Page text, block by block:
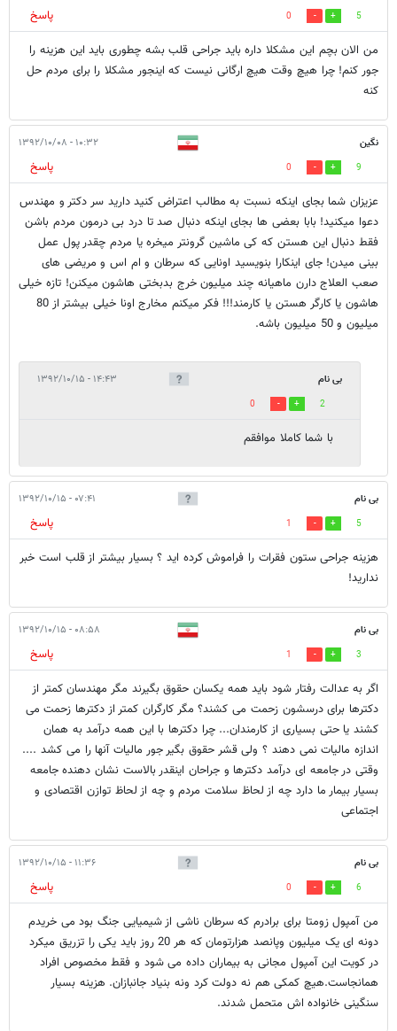
5
0
پاسخ
من الان بچم این مشکلا داره باید جراحی قلب بشه چطوری باید این هزینه را
جور کنم! چرا هیچ وقت هیچ ارگانی نیست که اینجور مشکلا را برای مردم حل
کنه
نگین ۱۰:۳۲ - ۱۳۹۲/۱۰/۰۸
9
0
پاسخ
عزیزان شما بجای اینکه نسبت به مطالب اعتراض کنید دارید سر دکتر و مهندس
دعوا میکنید! بابا بعضی ها بجای اینکه دنبال صد تا درد بی درمون مردم باشن
فقط دنبال این هستن که کی ماشین گرونتر میخره یا مردم چقدر پول عمل
بینی میدن! جای اینکارا بنویسید اونایی که سرطان و ام اس و مریضی های
صعب العلاج دارن ماهیانه چند میلیون خرج بدبختی هاشون میکنن! تازه خیلی
هاشون یا کارگر هستن یا کارمند!!! فکر میکنم مخارج اونا خیلی بیشتر از 80
میلیون و 50 میلیون باشه.
بی نام ۱۴:۴۳ - ۱۳۹۲/۱۰/۱۵
2
0
با شما کاملا موافقم
بی نام ۰۷:۴۱ - ۱۳۹۲/۱۰/۱۵
5
1
پاسخ
هزینه جراحی ستون فقرات را فراموش کرده اید ؟ بسیار بیشتر از قلب است خبر
ندارید!
بی نام ۰۸:۵۸ - ۱۳۹۲/۱۰/۱۵
3
1
پاسخ
اگر به عدالت رفتار شود باید همه یکسان حقوق بگیرند مگر مهندسان کمتر از
دکترها برای درسشون زحمت می کشند؟ مگر کارگران کمتر از دکترها زحمت می
کشند یا حتی بسیاری از کارمندان... چرا دکترها با این همه درآمد به همان
اندازه مالیات نمی دهند ؟ ولی قشر حقوق بگیر جور مالیات آنها را می کشد ....
وقتی در جامعه ای درآمد دکترها و جراحان اینقدر بالاست نشان دهنده جامعه
بسیار بیمار ما دارد چه از لحاظ سلامت مردم و چه از لحاظ توازن اقتصادی و
اجتماعی
بی نام ۱۱:۳۶ - ۱۳۹۲/۱۰/۱۵
6
0
پاسخ
من آمپول زومتا برای برادرم که سرطان ناشی از شیمیایی جنگ بود می خریدم
دونه ای یک میلیون وپانصد هزارتومان که هر 20 روز باید یکی را تزریق میکرد
در کویت این آمپول مجانی به بیماران داده می شود و فقط مخصوص افراد
همانجاست.هیچ کمکی هم نه دولت کرد ونه بنیاد جانبازان. هزینه بسیار
سنگینی خانواده اش متحمل شدند.